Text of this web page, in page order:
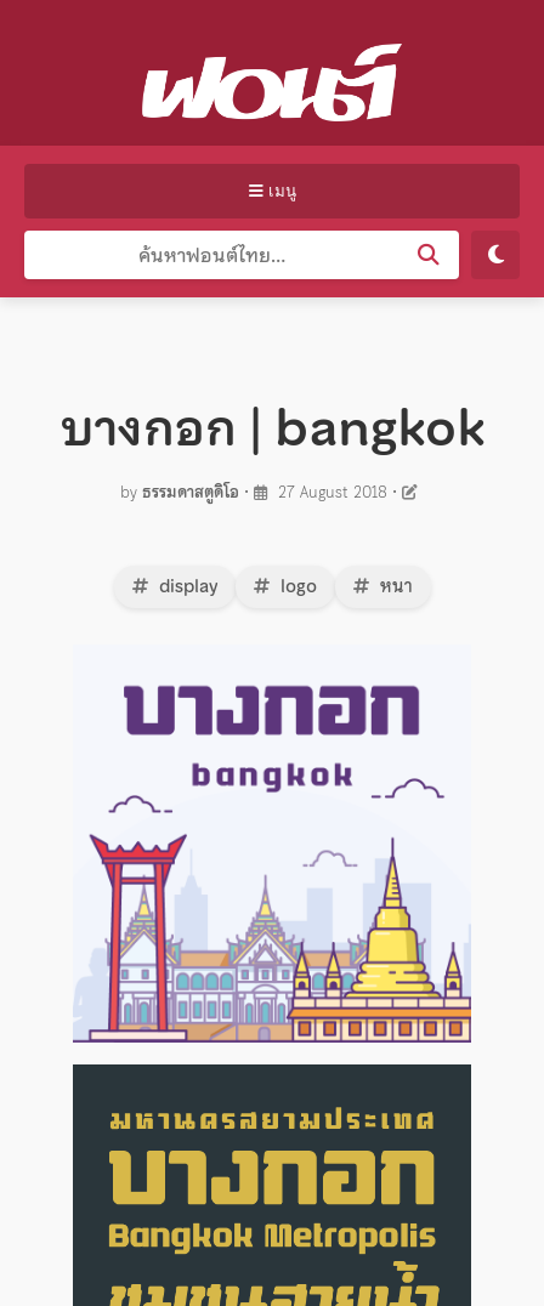
เมนู
บางกอก | bangkok
byธรรมดาสตูดิโอ • 27 August 2018 •
display logo หนา